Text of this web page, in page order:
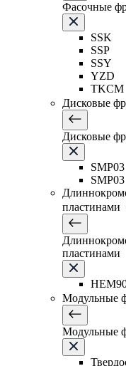
Фасочные
SSK
SSP
SSY
YZD
TKCM
Дисковые
Дисковые
SMP03
SMP03
пластинами
пластинами
Модульные
Модульные